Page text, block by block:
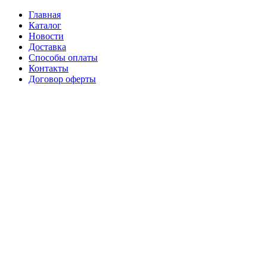
Главная
Каталог
Новости
Доставка
Способы оплаты
Контакты
Договор оферты